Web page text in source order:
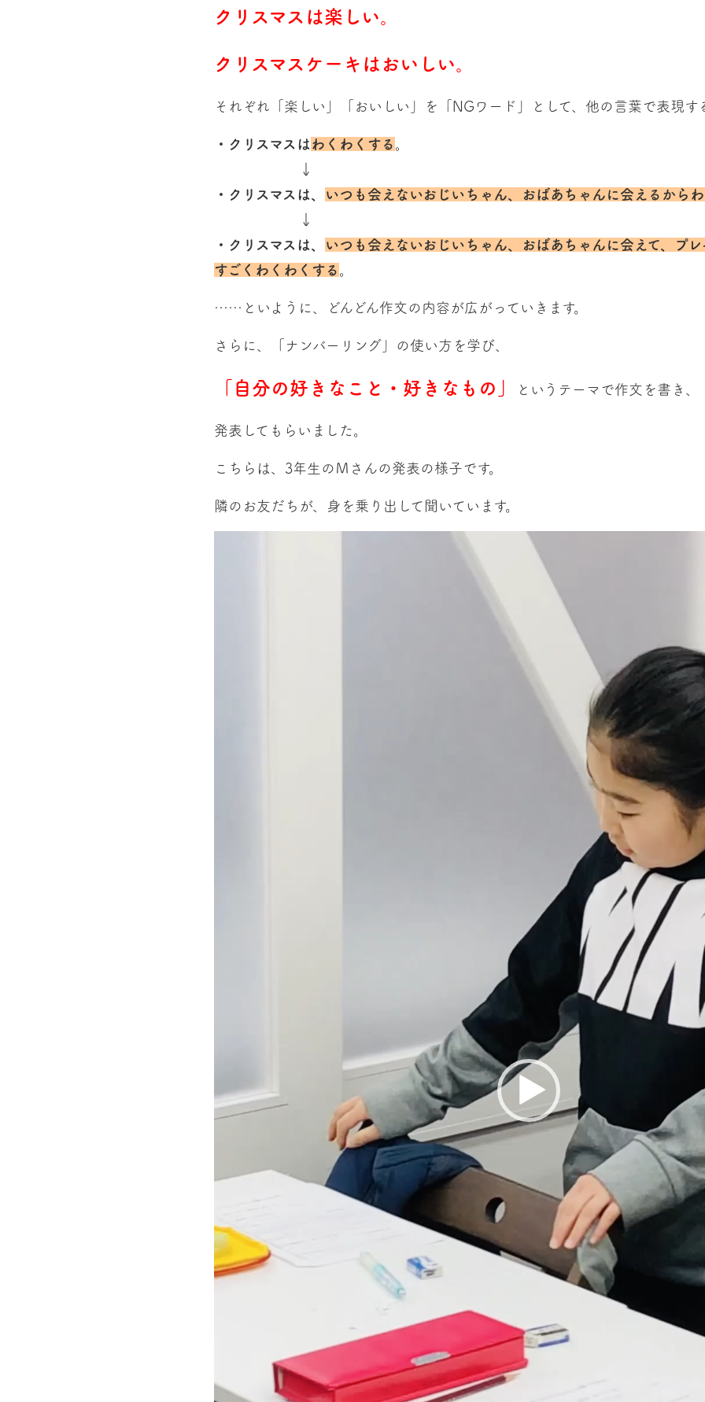
クリスマスは楽しい。
クリスマスケーキはおいしい。
それぞれ「楽しい」「おいしい」を「NGワード」として、他の言葉で表現
・クリスマスは わくわくする 。
↓
・クリスマスは、
いつも会えないおじいちゃん、おばあちゃんに会えるから
↓
・クリスマスは、
いつも会えないおじいちゃん、おばあちゃんに会えて、プ
すごくわくわくする 。
……といように、どんどん作文の内容が広がっていきます。
さらに、「ナンバーリング」の使い方を学び、
「自分の好きなこと・好きなもの」 というテーマで作文を書き、
発表してもらいました。
こちらは、3年生のＭさんの発表の様子です。
隣のお友だちが、身を乗り出して聞いています。